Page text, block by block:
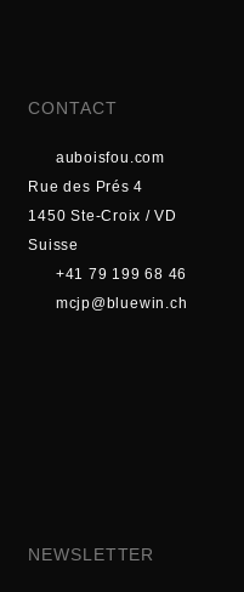
CONTACT
auboisfou.com
Rue des Prés 4
1450 Ste-Croix / VD
Suisse
+41 79 199 68 46
mcjp@bluewin.ch
NEWSLETTER